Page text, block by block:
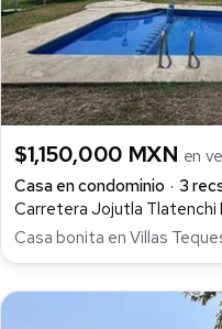
$1,150,000 MXN en
Casa en condominio
3
Carretera Jojutla Tlatenchi
Casa bonita en Villas